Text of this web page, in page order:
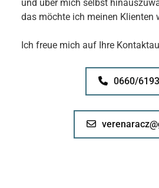
und über mich selbst
das möchte ich meinen Klienten
Ich freue mich auf Ihre
0660/